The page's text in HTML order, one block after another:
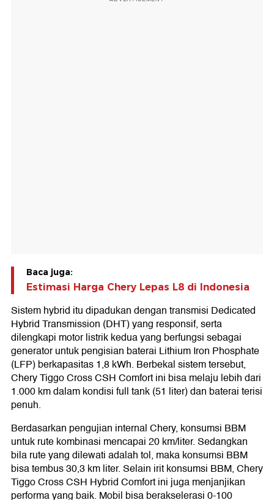
Baca juga:
Estimasi Harga Chery Lepas L8 di Indonesia
Sistem hybrid itu dipadukan dengan transmisi Dedicated
Hybrid Transmission (DHT) yang responsif, serta
dilengkapi motor listrik kedua yang berfungsi sebagai
generator untuk pengisian baterai Lithium Iron Phosphate
(LFP) berkapasitas 1,8 kWh. Berbekal sistem tersebut,
Chery Tiggo Cross CSH Comfort ini bisa melaju lebih dari
1.000 km dalam kondisi full tank (51 liter) dan baterai terisi
penuh.
Berdasarkan pengujian internal Chery, konsumsi BBM
untuk rute kombinasi mencapai 20 km/liter. Sedangkan
bila rute yang dilewati adalah tol, maka konsumsi BBM
bisa tembus 30,3 km liter. Selain irit konsumsi BBM, Chery
Tiggo Cross CSH Hybrid Comfort ini juga menjanjikan
performa yang baik. Mobil bisa berakselerasi 0-100